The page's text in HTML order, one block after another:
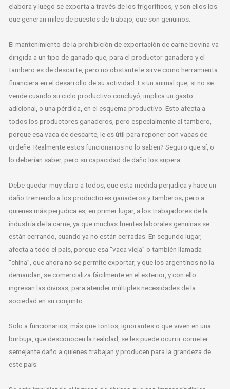
elabora y luego se exporta a través de los frigoríficos, y son ellos los
que generan miles de puestos de trabajo, que son genuinos.
El mantenimiento de la prohibición de exportación de carne bovina va
dirigida a un tipo de ganado que, para el productor ganadero y el
tambero es de descarte, pero no obstante le sirve como herramienta
financiera en el desarrollo de su actividad. Es un animal que, si no se
vende cuando su ciclo productivo concluyó, implica un gasto
adicional, o una pérdida, en el esquema productivo. Esto afecta a
todos los productores ganaderos, pero especialmente al tambero,
porque esa vaca de descarte, le es útil para reponer con vacas de
ordeñe. Realmente estos funcionarios no lo saben? Seguro que sí, o
lo deberían saber, pero su capacidad de daño los supera.
Debe quedar muy claro a todos, que esta medida perjudica y hace un
daño tremendo a los productores ganaderos y tamberos; pero a
quienes más perjudica es, en primer lugar, a los trabajadores de la
industria de la carne, ya que muchas fuentes laborales genuinas se
están cerrando, cuando ya no están cerradas. En segundo lugar,
afecta a todo el país, porque esa “vaca vieja” o también llamada
“china”, que ahora no se permite exportar, y que los argentinos no la
demandan, se comercializa fácilmente en el exterior, y con ello
ingresan las divisas, para atender múltiples necesidades de la
sociedad en su conjunto.
Solo a funcionarios, más que tontos, ignorantes o que viven en una
burbuja, que desconocen la realidad, se les puede ocurrir cometer
semejante daño a quienes trabajan y producen para la grandeza de
este país.